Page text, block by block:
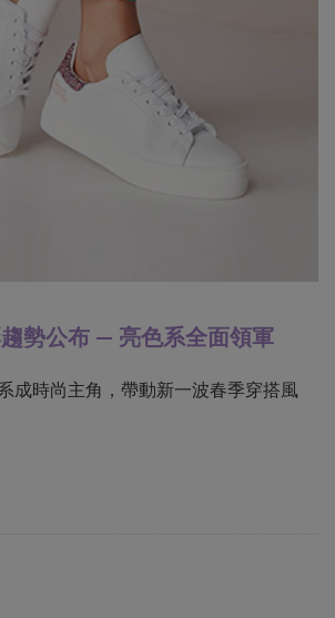
勢公布 — 亮色系全面領軍
成時尚主角，帶動新一波春季穿搭風